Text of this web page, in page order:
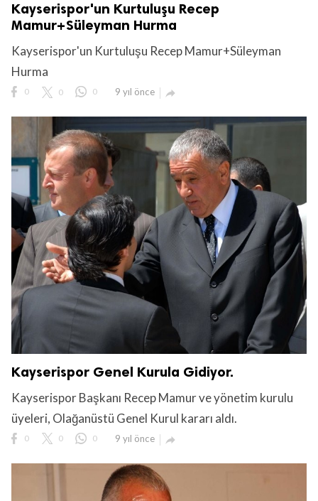
Kayserispor'un Kurtuluşu Recep
Mamur+Süleyman Hurma
Kayserispor'un Kurtuluşu Recep Mamur+Süleyman
Hurma
0 0 0 9 yıl önce 
Kayserispor Genel Kurula Gidiyor.
Kayserispor Başkanı Recep Mamur ve yönetim kurulu
üyeleri, Olağanüstü Genel Kurul kararı aldı.
0 0 0 9 yıl önce 